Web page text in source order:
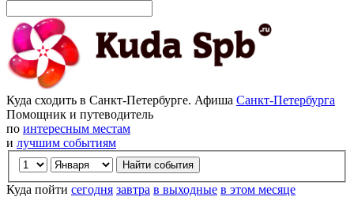
Куда сходить в Санкт-Петербурге. Афиша Санкт-Петербурга
Помощник и путеводитель
по интересным местам
и лучшим событиям
Куда пойти сегодня завтра в выходные в этом месяце